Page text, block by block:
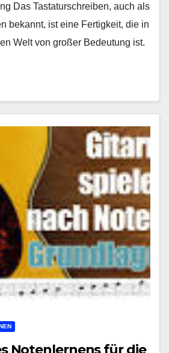
Das Tastaturschreiben, auch als
bekannt, ist eine Fertigkeit, die in
Welt von großer Bedeutung ist.
Notenlernens für die